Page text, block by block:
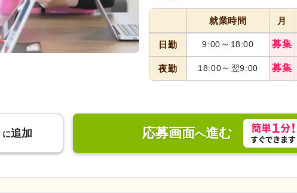
就業時間 月
日勤 9:00 ～ 18:00 募集
夜勤 18:00～ 翌9:00 募集
に追加 応募画面へ進む